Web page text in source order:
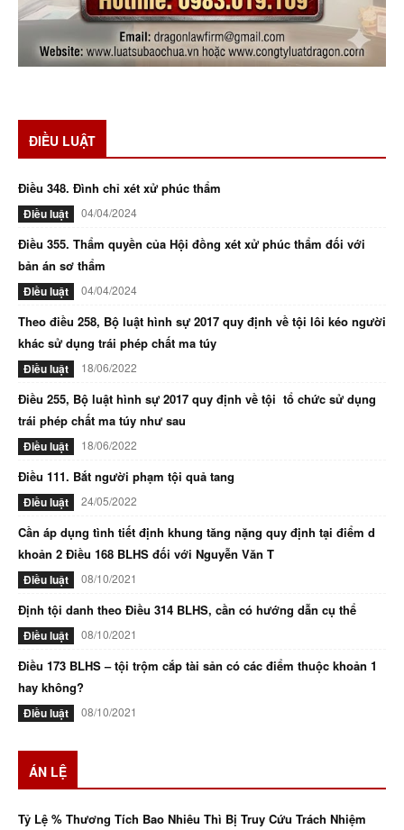
ĐIỀU LUẬT
Điều 348. Đình chỉ xét xử phúc thẩm
Điều luật 04/04/2024
Điều 355. Thẩm quyền của Hội đồng xét xử phúc thẩm đối với
bản án sơ thẩm
Điều luật 04/04/2024
Theo điều 258, Bộ luật hình sự 2017 quy định về tội lôi kéo người
khác sử dụng trái phép chất ma túy
Điều luật 18/06/2022
Điều 255, Bộ luật hình sự 2017 quy định về tội tổ chức sử dụng
trái phép chất ma túy như sau
Điều luật 18/06/2022
Điều 111. Bắt người phạm tội quả tang
Điều luật 24/05/2022
Cần áp dụng tình tiết định khung tăng nặng quy định tại điểm d
khoản 2 Điều 168 BLHS đối với Nguyễn Văn T
Điều luật 08/10/2021
Định tội danh theo Điều 314 BLHS, cần có hướng dẫn cụ thể
Điều luật 08/10/2021
Điều 173 BLHS – tội trộm cắp tài sản có các điểm thuộc khoản 1
hay không?
Điều luật 08/10/2021
ÁN LỆ
Tỷ Lệ % Thương Tích Bao Nhiêu Thì Bị Truy Cứu Trách Nhiệm